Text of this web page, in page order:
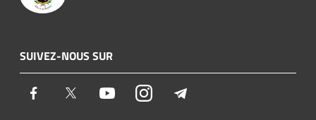
SUIVEZ-NOUS SUR
Facebook Twitter YoutubeInstagram